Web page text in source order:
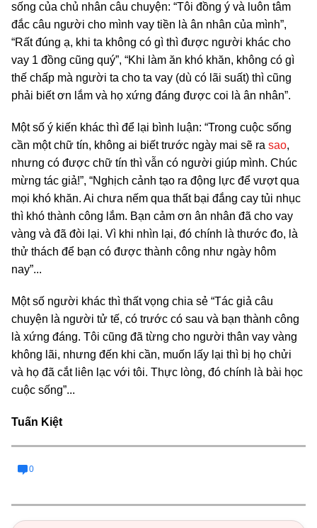
sống của chủ nhân câu chuyện: “Tôi đồng ý và luôn tâm
đắc câu người cho mình vay tiền là ân nhân của mình”,
“Rất đúng ạ, khi ta không có gì thì được người khác cho
vay 1 đồng cũng quý”, “Khi làm ăn khó khăn, không có gì
thế chấp mà người ta cho ta vay (dù có lãi suất) thì cũng
phải biết ơn lắm và họ xứng đáng được coi là ân nhân”.
Một số ý kiến khác thì để lại bình luận: “Trong cuộc sống
cần một chữ tín, không ai biết trước ngày mai sẽ ra sao,
nhưng có được chữ tín thì vẫn có người giúp mình. Chúc
mừng tác giả!”, “Nghịch cảnh tạo ra động lực để vượt qua
mọi khó khăn. Ai chưa nếm qua thất bại đắng cay tủi nhục
thì khó thành công lắm. Bạn cảm ơn ân nhân đã cho vay
vàng và đã đòi lại. Vì khi nhìn lại, đó chính là thước đo, là
thử thách để bạn có được thành công như ngày hôm
nay”...
Một số người khác thì thất vọng chia sẻ “Tác giả câu
chuyện là người tử tế, có trước có sau và bạn thành công
là xứng đáng. Tôi cũng đã từng cho người thân vay vàng
không lãi, nhưng đến khi cần, muốn lấy lại thì bị họ chửi
và họ đã cắt liên lạc với tôi. Thực lòng, đó chính là bài học
cuộc sống”...
Tuấn Kiệt
0